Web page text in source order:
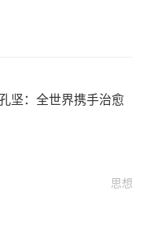
坚：全世界携手治愈
思想